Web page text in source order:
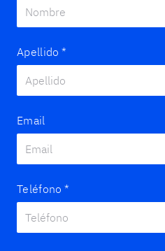
Apellido *
Email
Teléfono *